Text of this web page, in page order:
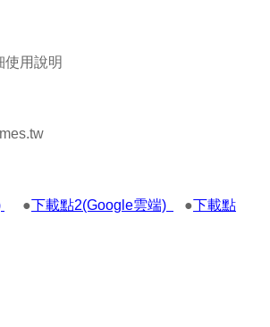
使用說明
●下載點2(Google雲端) ●下載點